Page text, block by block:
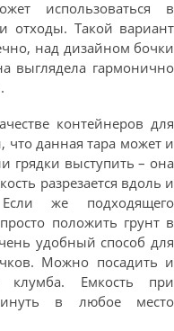
использоваться в
отходы. Такой вариант
над дизайном бочки
выглядела гармонично
контейнеров для
что данная тара может и
грядки выступить – она
разрезается вдоль и
же подходящего
положить грунт в
удобный способ для
Можно посадить и
клумба. Емкость при
в любое место